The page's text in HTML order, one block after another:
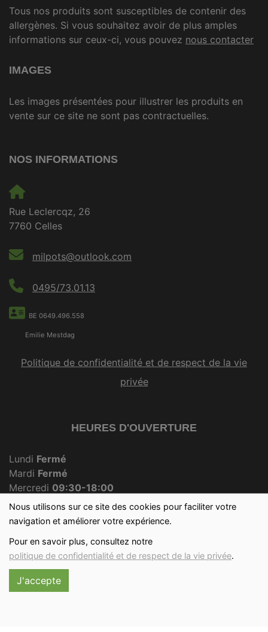
Nous utilisons sur ce site des cookies pour faciliter votre
navigation et améliorer votre expérience.
Pour en savoir plus, consultez notre
politique de confidentialité et de respect de la vie privée.
J'accepte
Tous nos produits sont susceptibles de contenir des
allergènes. Si vous souhaitez avoir de plus amples
informations sur ceux-ci, vous pouvez nous contacter
IMAGES
Les images présentées pour illustrer les produits en
vente sur ce site ne sont pas contractuelles.
NOS INFORMATIONS
Rue Leclercqz, 26
7760 Celles
milpots@outlook.com
0495/73.01.13
BE 0649.496.558
Emilie Mestdag
Politique de confidentialité et de respect de la vie
privée
HEURES D'OUVERTURE
Lundi Fermé
Mardi Fermé
Mercredi 09:30-18:00
JeudiFermé
Vendredi 09:30-18:00
Dimanche09:30-12:00